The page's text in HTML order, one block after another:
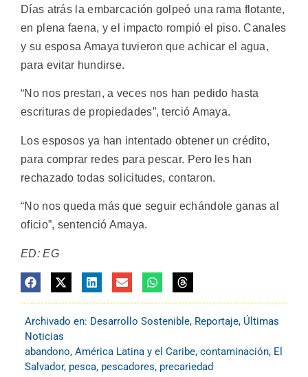
Días atrás la embarcación golpeó una rama flotante,
en plena faena, y el impacto rompió el piso. Canales
y su esposa Amaya tuvieron que achicar el agua,
para evitar hundirse.
“No nos prestan, a veces nos han pedido hasta
escrituras de propiedades”, terció Amaya.
Los esposos ya han intentado obtener un crédito,
para comprar redes para pescar. Pero les han
rechazado todas solicitudes, contaron.
“No nos queda más que seguir echándole ganas al
oficio”, sentenció Amaya.
ED: EG
Archivado en: Desarrollo Sostenible, Reportaje, Últimas
Noticias
abandono, América Latina y el Caribe, contaminación, El
Salvador, pesca, pescadores, precariedad